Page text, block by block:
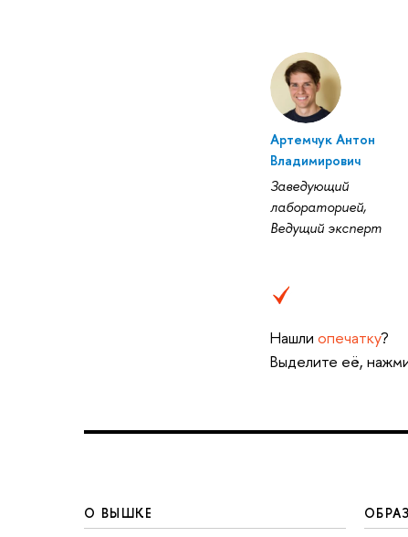
Артемчук Антон
Владимирович
Заведующий
лабораторией,
Ведущий эксперт
Нашли опечатку?
Выделите её,
О ВЫШКЕ